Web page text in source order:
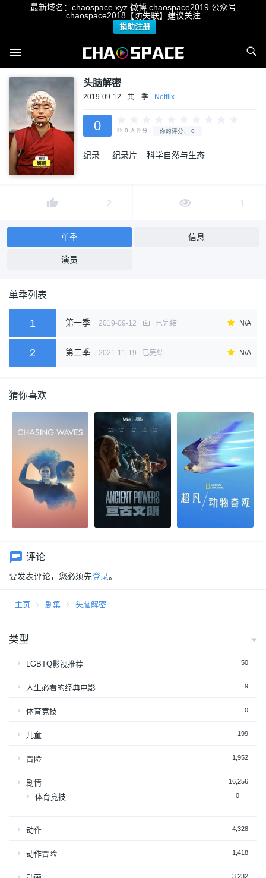
最新域名：chaospace.xyz 微博 chaospace2019 公众号
chaospace2018【防失联】建议关注
捐助注册
头脑解密
2019-09-12 共二季 Netflix
0
纪录 纪录片 – 科学自然与生态
2 1
单季 信息
演员
单季列表
1 第一季 2019-09-12 已完结 N/A
2 第二季 2021-11-19 已完结 N/A
猜你喜欢
评论
要发表评论，您必须先登录。
主页 剧集 头脑解密
类型
LGBTQ影视推荐 50
人生必看的经典电影 9
体育竞技 0
儿童 199
冒险 1,952
剧情 16,256
体育竞技 0
动作 4,328
动作冒险 1,418
3,232